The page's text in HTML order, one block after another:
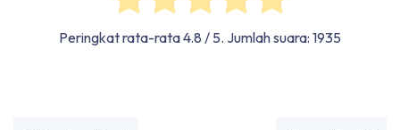
Peringkat rata-rata4.8 / 5. Jumlah suara: 1935